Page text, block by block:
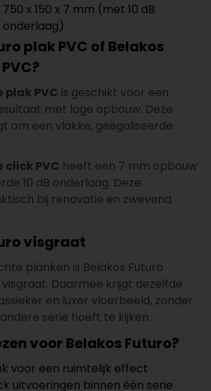
750 x 150 x 7 mm (met 10 dB
onderlaag)
plak PVC of Belakos
plak PVC is geschikt voor een
met lage opbouw. Deze
om een vlakke, geëgaliseerde
click PVC heeft een 7 mm opbouw
10 dB onderlaag. Deze
bij renovatie en zwevend
visgraat
planken is Belakos Futuro
Daarmee krijgt dezelfde
en luxer vloerbeeld, zonder
serie hoeft te kijken.
voor Belakos Futuro?
voor een ruimtelijk effect
uitvoeringen binnen één serie